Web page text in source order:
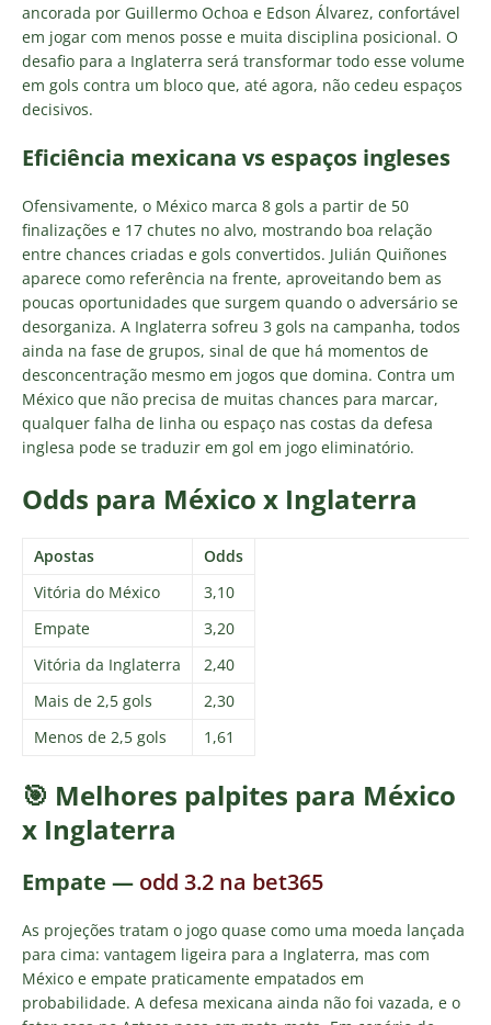
ancorada por Guillermo Ochoa e Edson Álvarez, confortável
em jogar com menos posse e muita disciplina posicional. O
desafio para a Inglaterra será transformar todo esse volume
em gols contra um bloco que, até agora, não cedeu espaços
decisivos.
Eficiência mexicana vs espaços ingleses
Ofensivamente, o México marca 8 gols a partir de 50
finalizações e 17 chutes no alvo, mostrando boa relação
entre chances criadas e gols convertidos. Julián Quiñones
aparece como referência na frente, aproveitando bem as
poucas oportunidades que surgem quando o adversário se
desorganiza. A Inglaterra sofreu 3 gols na campanha, todos
ainda na fase de grupos, sinal de que há momentos de
desconcentração mesmo em jogos que domina. Contra um
México que não precisa de muitas chances para marcar,
qualquer falha de linha ou espaço nas costas da defesa
inglesa pode se traduzir em gol em jogo eliminatório.
Odds para México x Inglaterra
Apostas
Odds
Vitória do México
3,10
Empate
3,20
Vitória da Inglaterra
2,40
Mais de 2,5 gols
2,30
Menos de 2,5 gols
1,61
🎯 Melhores palpites para México
x Inglaterra
Empate — odd 3.2 na bet365
As projeções tratam o jogo quase como uma moeda lançada
para cima: vantagem ligeira para a Inglaterra, mas com
México e empate praticamente empatados em
probabilidade. A defesa mexicana ainda não foi vazada, e o